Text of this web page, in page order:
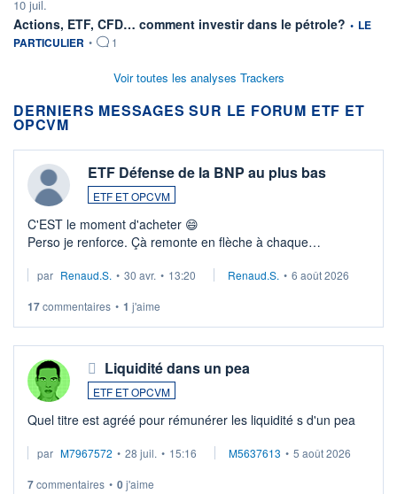
10 juil.
Actions, ETF, CFD… comment investir dans le pétrole? • LE
PARTICULIER • 1
Voir toutes les analyses Trackers
DERNIERS MESSAGES SUR LE FORUM ETF ET
OPCVM
ETF Défense de la BNP au plus bas
ETF ET OPCVM
C'EST le moment d'acheter 😄​
Perso je renforce. Çà remonte en flèche à chaque
Investissement long terme tip top pour sa retraite.
par Renaud.S. • 30 avr. • 13:20 Renaud.S. • 6 août 2026
17commentaires • 1 j'aime
Liquidité dans un pea
ETF ET OPCVM
Quel titre est agréé pour rémunérer les liquidité s d'un pea
par M7967572 • 28 juil. • 15:16 M5637613 • 5 août 2026
7commentaires • 0j'aime